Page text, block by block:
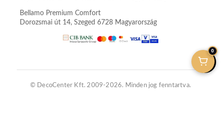
Bellamo Premium Comfort
Dorozsmai út 14, Szeged 6728 Magyarország
© DecoCenter Kft. 2009-2026. Minden jog fenntartva.
0